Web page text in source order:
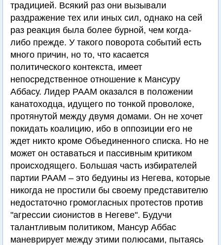
традицией. Всякий раз они вызывали
раздражение тех или иных сил, однако на сей
раз реакция была более бурной, чем когда-
либо прежде. У такого поворота событий есть
много причин, но то, что касается
политического контекста, имеет
непосредственное отношение к Мансуру
Аббасу. Лидер РААМ оказался в положении
канатоходца, идущего по тонкой проволоке,
протянутой между двумя домами. Он не хочет
покидать коалицию, ибо в оппозиции его не
ждет никто кроме Объединенного списка. Но не
может он оставаться и пассивным критиком
происходящего. Большая часть избирателей
партии РААМ – это бедуины из Негева, которые
никогда не простили бы своему представителю
недостаточно громогласных протестов против
"агрессии сионистов в Негеве". Будучи
талантливым политиком, Мансур Аббас
маневрирует между этими полюсами, пытаясь